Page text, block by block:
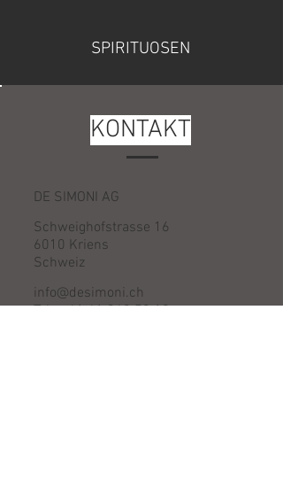
SPIRITUOSEN
KONTAKT
DE SIMONI AG
Schweighofstrasse 16
6010 Kriens
Schweiz
info@desimoni.ch
Tel:+41 41 349 50 10